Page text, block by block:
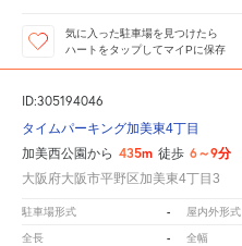
気に入った駐車場を見つけたら
ハートをタップしてマイPに保存
ID:305194046
タイムパーキング加美東4丁目
加美西公園から 435m 徒歩 6～9分
大阪府大阪市平野区加美東4丁目3
駐車場形式 - 屋内外形式
全長 - 全幅